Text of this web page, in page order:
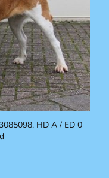
HD A / ED 0